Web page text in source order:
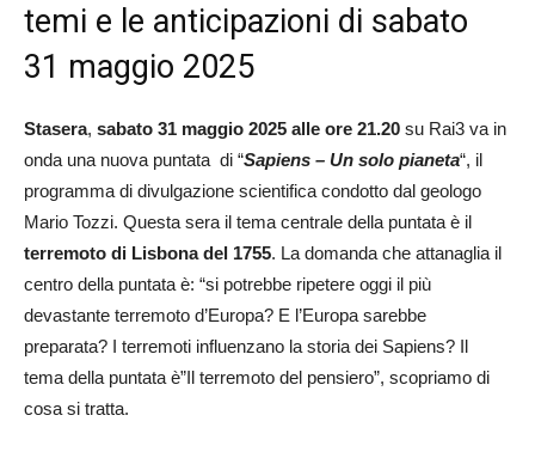
temi e le anticipazioni di sabato
31 maggio 2025
Stasera, sabato 31 maggio 2025 alle ore 21.20 su Rai3 va in
onda una nuova puntata di “Sapiens – Un solo pianeta“, il
programma di divulgazione scientifica condotto dal geologo
Mario Tozzi. Questa sera il tema centrale della puntata è il
terremoto di Lisbona del 1755. La domanda che attanaglia il
centro della puntata è: “si potrebbe ripetere oggi il più
devastante terremoto d’Europa? E l’Europa sarebbe
preparata? I terremoti influenzano la storia dei Sapiens? Il
tema della puntata è”Il terremoto del pensiero”, scopriamo di
cosa si tratta.